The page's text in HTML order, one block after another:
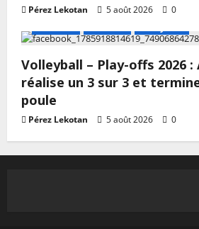
Pérez Lekotan 5 août 2026
0
Volleyball – Play-offs 2026 :
réalise un 3 sur 3 et
poule
Pérez Lekotan 5 août 2026 0